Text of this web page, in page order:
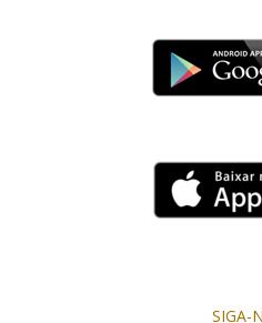
SIGA-